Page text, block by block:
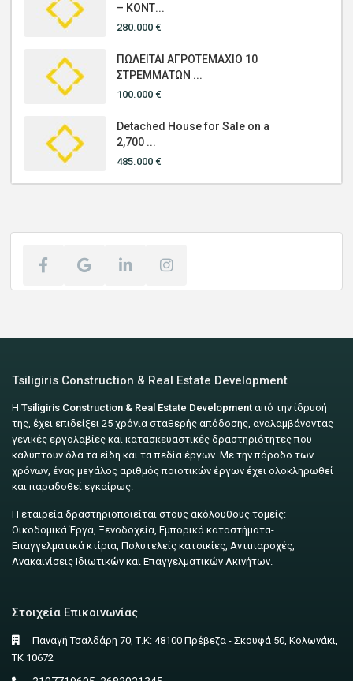
– ΚΟΝΤ...
280.000 €
ΠΩΛΕΙΤΑΙ ΑΓΡΟΤΕΜΑΧΙΟ 10
ΣΤΡΕΜΜΑΤΩΝ ...
100.000 €
Detached House for Sale on a
2,700 ...
485.000 €
Tsiligiris Construction & Real Estate Development
ΗTsiligiris Construction & Real Estate Development από την ίδρυσή
της, έχει επιδείξει 25 χρόνια σταθερής απόδοσης, αναλαμβάνοντας
γενικές εργολαβίες και κατασκευαστικές δραστηριότητες που
καλύπτουν όλα τα είδη και τα πεδία έργων. Με την πάροδο των
χρόνων, ένας μεγάλος αριθμός ποιοτικών έργων έχει ολοκληρωθεί
και παραδοθεί εγκαίρως.
Η εταιρεία δραστηριοποιείται στους ακόλουθους τομείς:
Οικοδομικά Έργα, Ξενοδοχεία, Εμπορικά καταστήματα-
Επαγγελματικά κτίρια, Πολυτελείς κατοικίες, Αντιπαροχές,
Ανακαινίσεις Ιδιωτικών και Επαγγελματικών Ακινήτων.
Στοιχεία Επικοινωνίας
Παναγή Τσαλδάρη 70, Τ.Κ: 48100 Πρέβεζα - Σκουφά 50, Κολωνάκι,
ΤΚ 10672